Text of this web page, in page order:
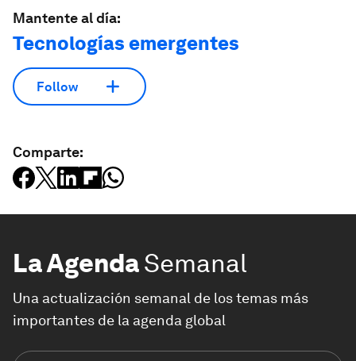
Mantente al día:
Tecnologías emergentes
Follow
Comparte:
La AgendaSemanal
Una actualización semanal de los temas más
importantes de la agenda global